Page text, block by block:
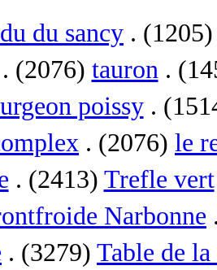
du sancy . (1205)
(2076) tauron.
poissy.
. (2076) le
. (2413) Trefle vert
Narbonne
. (3279) Table de